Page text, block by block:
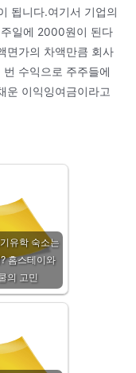
됩니다.여기서 기업의
일에 2000원이 된다
면가의 차액만큼 회사
수익으로 주주들에
운 이익잉여금이라고
유학 숙소는
홈스테이와
의 고민